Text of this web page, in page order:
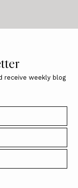
receive weekly blog